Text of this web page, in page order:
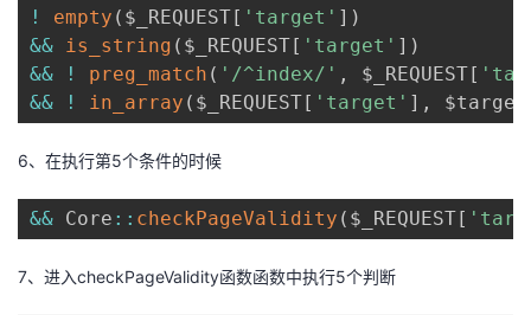
! empty ( $_REQUEST[ 'target' ] )
&& is_string ( $_REQUEST[ 'target' ] )
&&
! preg_match ( '/^index/' , $_REQUEST[
&&
! in_array ( $_REQUEST[ 'target' ] ,
6、在执行第5个条件的时候
&& Core : : checkPageValidity ( $_REQUEST[
7、进入checkPageValidity函数函数中执行5个判断